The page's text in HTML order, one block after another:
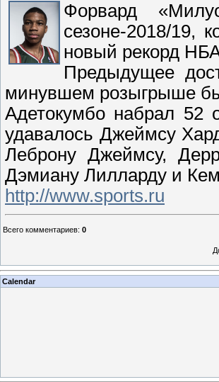
Форвард
сезоне-2018/19,
новый рекорд
Предыдущее
минувшем розыгрыше
Адетокумбо набрал 52
удавалось Джеймсу
Леброну Джеймсу,
Дэмиану Лилларду и
http://www.sports.ru
Всего комментариев: 0
Calendar